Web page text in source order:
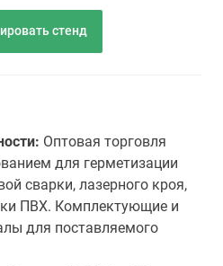
стенд
Оптовая торговля
для герметизации
сварки, лазерного кроя,
ПВХ. Комплектующие и
для поставляемого